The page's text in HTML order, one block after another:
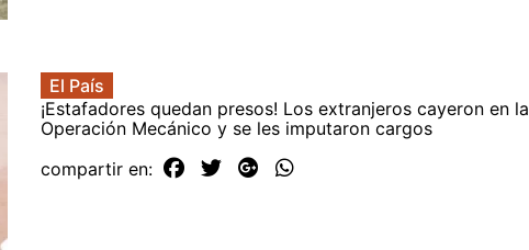
El País
¡Estafadores quedan presos! Los extranjeros cayeron en la
Operación Mecánico y se les imputaron cargos
compartir en: